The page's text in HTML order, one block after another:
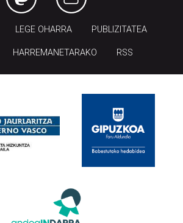
LEGE OHARRA PUBLIZITATEA
HARREMANETARAKO RSS